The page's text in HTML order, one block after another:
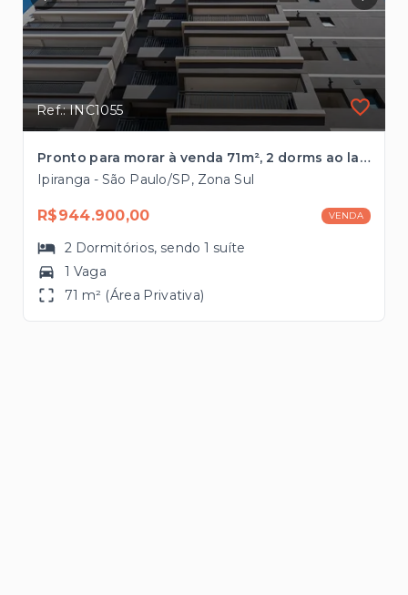
Ref.: INC1055
Pronto para morar à venda 71m², 2 dorms ao lado da Estação Alto do Ipiranga
Ipiranga - São Paulo/SP, Zona Sul
R$944.900,00 VENDA
2 Dormitórios, sendo1 suíte
1 Vaga
71 m² (Área Privativa)